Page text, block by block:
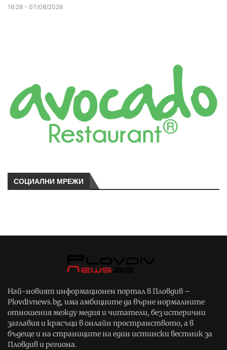
16:28 - 07/08/2026
СОЦИАЛНИ МРЕЖИ
Най-новият информационен портал в Пловдив –
Plovdivnews.bg, има амбициите да върне нормалните
отношения между медия и читатели, без истерични
заглавия и крясъци в онлайн пространството, а в
бъдеще и на страниците на един истински вестник за
Пловдив и региона.